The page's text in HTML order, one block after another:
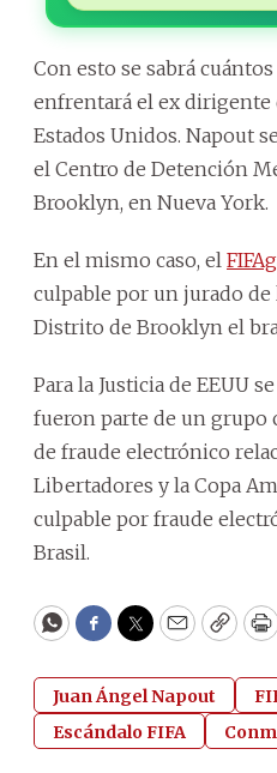
Con esto se sabrá
enfrentará el ex
Estados Unidos. Napout
el Centro de Detención
Brooklyn, en Nueva York.
En el mismo caso, el
culpable por un jurado de
Distrito de Brooklyn el
Para la Justicia de EEUU
fueron parte de un grupo
de fraude electrónico
Libertadores y la Copa
culpable por fraude
Brasil.
WhatsApp
Facebook
Twitter
EmailCopy
Juan Ángel Napout
Escándalo FIFA